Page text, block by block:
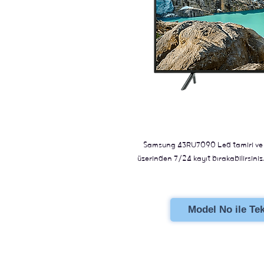
Samsung 43RU7090 Led tamiri
üzerinden 7/24 kayıt
Model No ile